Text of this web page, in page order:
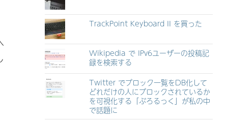
TrackPoint Keyboard II を買った
Wikipedia で IPv6ユーザーの投稿記
録を検索する
Twitter でブロック一覧をDB化して
どれだけの人にブロックされているか
を可視化する「ぶろるっく」が私の中
で話題に